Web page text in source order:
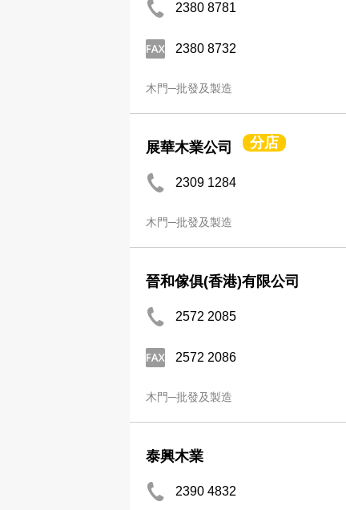
2380 8781
2380 8732
木門─批發及製造
展華木業公司 分店
2309 1284
木門─批發及製造
晉和傢俱(香港)有限公司
2572 2085
2572 2086
木門─批發及製造
泰興木業
2390 4832